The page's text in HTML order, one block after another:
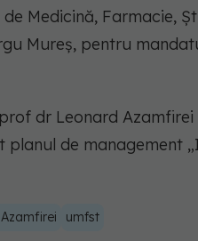
Medicină, Farmacie,
Mureș, pentru
dr Leonard
de management
umfst